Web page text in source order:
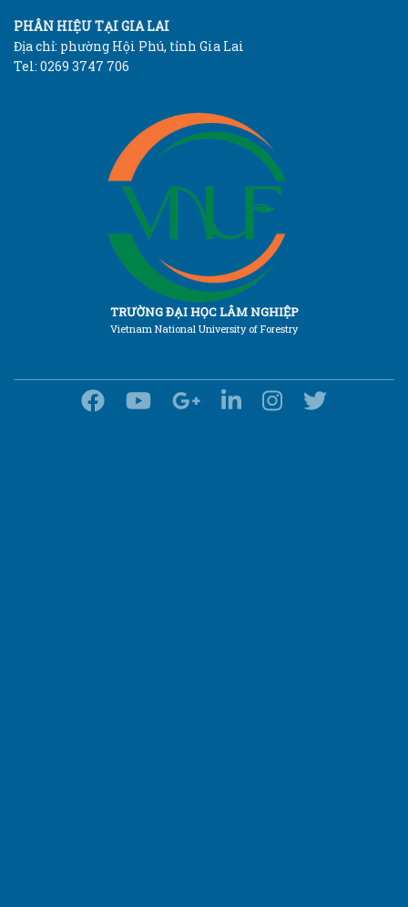
PHÂN HIỆU TẠI GIA LAI
Địa chỉ: phường Hội Phú, tỉnh Gia Lai
Tel: 0269 3747 706
TRƯỜNG ĐẠI HỌC LÂM NGHIỆP
Vietnam National University of Forestry